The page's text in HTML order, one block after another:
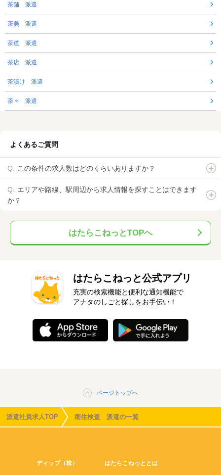
茶舗 派遣
茶美 派遣
茶道 派遣
茶店 派遣
茶漬け 派遣
茶々 派遣
よくあるご質問
この条件の求人数はどのくらいありますか？
エリアや路線、駅周辺から求人情報を探すことはできます
か？
はたらこねっとTOPへ
はたらこねっと公式アプリ
充実の検索機能と便利な通知機能で
アナタのしごと探しをお手伝い！
ページトップへ
派遣社員求人TOP 衛生検査 派遣の一覧
ディップ（株） はたらこねっととは